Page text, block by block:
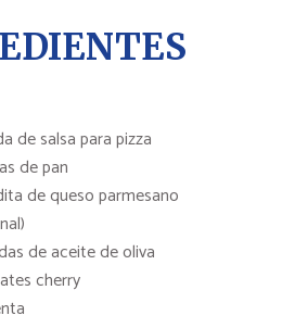
de salsa para pizza
de pan
de queso parmesano
de aceite de oliva
cherry